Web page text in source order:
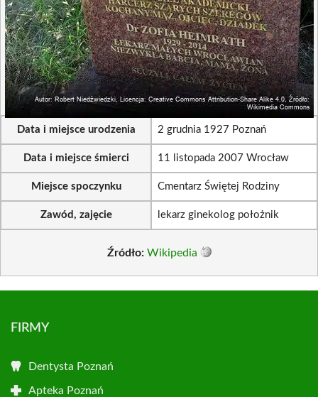
Data i miejsce urodzenia 2 grudnia 1927 Poznań
Data i miejsce śmierci 11 listopada 2007 Wrocław
Miejsce spoczynku Cmentarz Świętej Rodziny
Zawód, zajęcie lekarz ginekolog położnik
Źródło: Wikipedia
FIRMY
Dentysta Poznań
Apteka Poznań